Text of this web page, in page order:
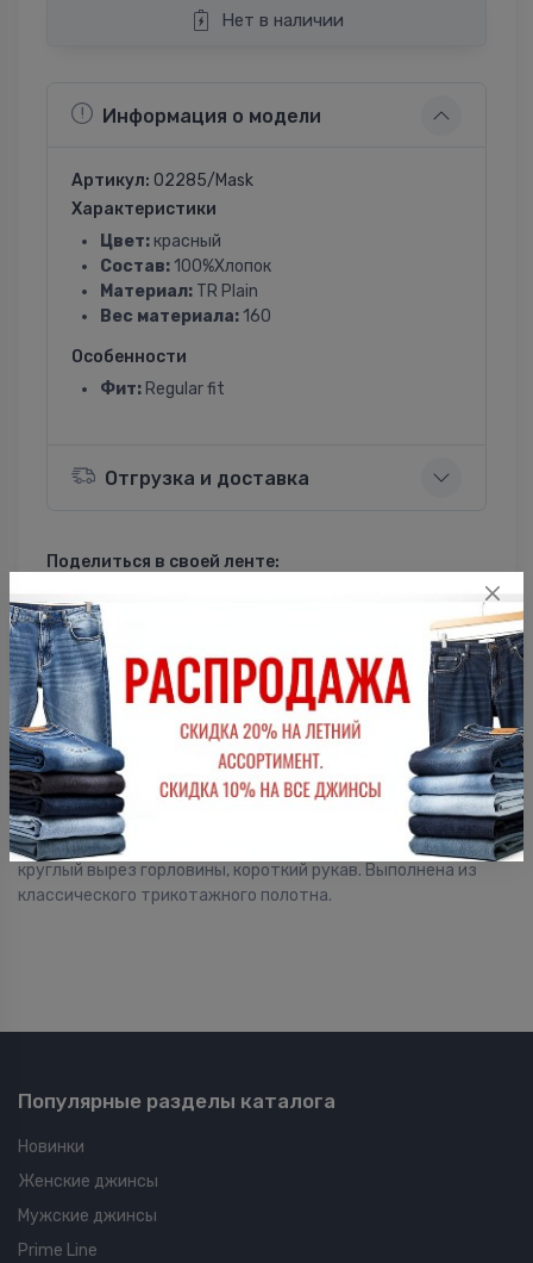
Нет в наличии
Информация о модели
Артикул: 02285/Mask
Характеристики
Цвет: красный
Состав: 100%Хлопок
Материал: TR Plain
Вес материала: 160
Особенности
Фит: Regular fit
Отгрузка и доставка
Поделиться в своей ленте:
ВКонтакте
Описание
Мужская футболка F5, Regular fit (полуприлегающий силуэт),
круглый вырез горловины, короткий рукав. Выполнена из
классического трикотажного полотна.
Популярные разделы каталога
Новинки
Женские джинсы
Мужские джинсы
Prime Line